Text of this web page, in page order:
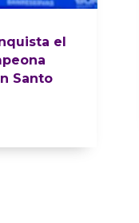
el
Santo